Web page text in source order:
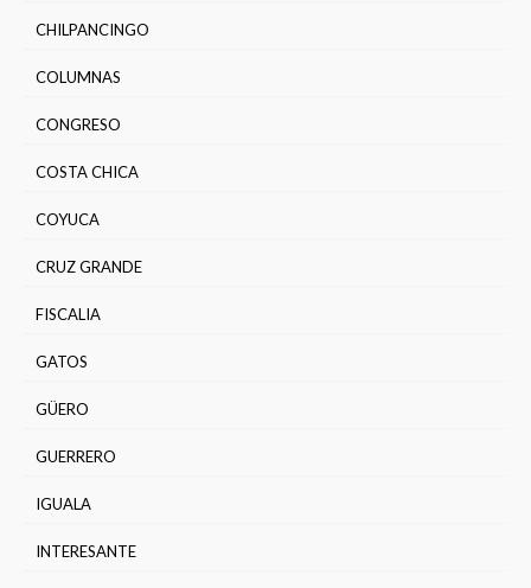
CHILPANCINGO
COLUMNAS
CONGRESO
COSTA CHICA
COYUCA
CRUZ GRANDE
FISCALIA
GATOS
GÜERO
GUERRERO
IGUALA
INTERESANTE